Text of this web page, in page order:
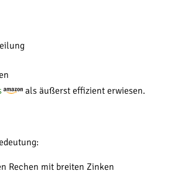
als äußerst effizient erwiesen.
Rechen mit breiten Zinken